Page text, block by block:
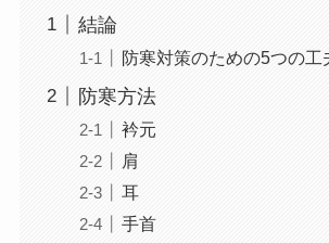
結論
防寒対策のための5つの工
防寒方法
衿元
肩
耳
手首